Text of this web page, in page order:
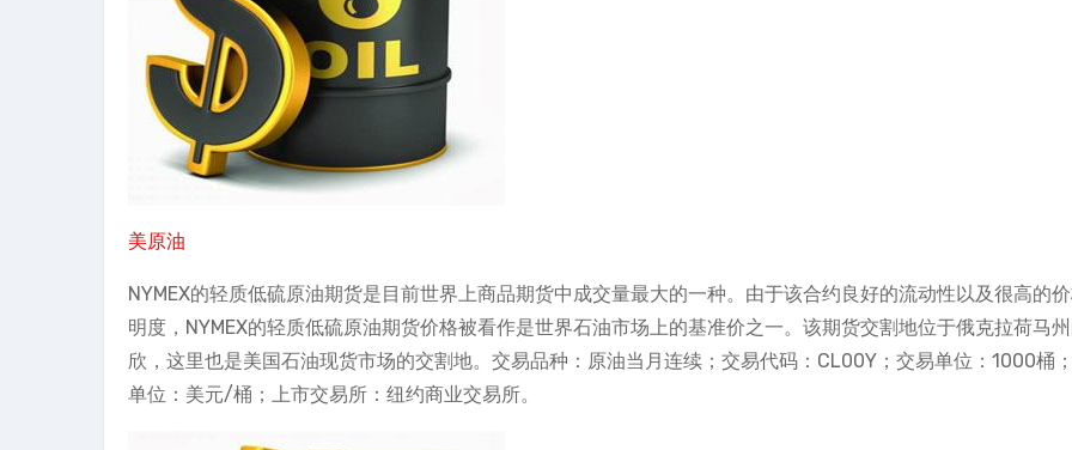
美原油
NYMEX的轻质低硫原油期货是目前世界上商品期货中成交量最大的一种。由于该合约良好的流动性以及很高的
明度，NYMEX的轻质低硫原油期货价格被看作是世界石油市场上的基准价之一。该期货交割地位于俄克拉荷马
欣，这里也是美国石油现货市场的交割地。交易品种：原油当月连续；交易代码：CL00Y；交易单位：1000桶
单位：美元/桶；上市交易所：纽约商业交易所。